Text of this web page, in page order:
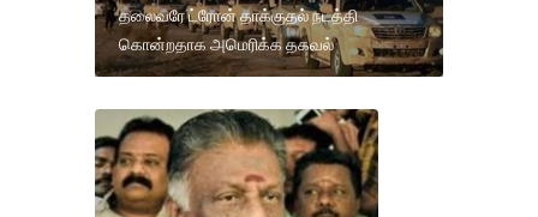
தலைவரே ட்ரோன் தாக்குதல் நடத்தி
கொன்றதாக அமெரிக்க தகவல்